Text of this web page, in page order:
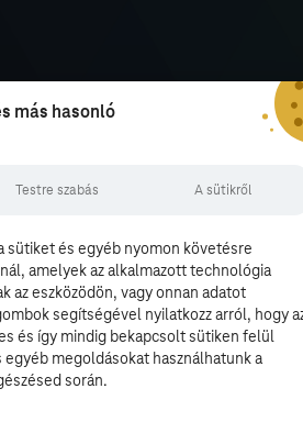
más hasonló
Testre szabás A sütikről
sütiket és egyéb nyomon követésre
amelyek az alkalmazott technológia
az eszközödön, vagy onnan adatot
segítségével nyilatkozz arról, hogy
és így mindig bekapcsolt sütiken felül
megoldásokat használhatunk a
során.